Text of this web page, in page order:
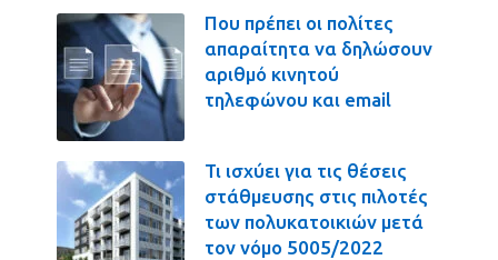
Που πρέπει οι πολίτες
απαραίτητα να δηλώσουν
αριθμό κινητού
τηλεφώνου και email
Τι ισχύει για τις θέσεις
στάθμευσης στις πιλοτές
των πολυκατοικιών μετά
τον νόμο 5005/2022